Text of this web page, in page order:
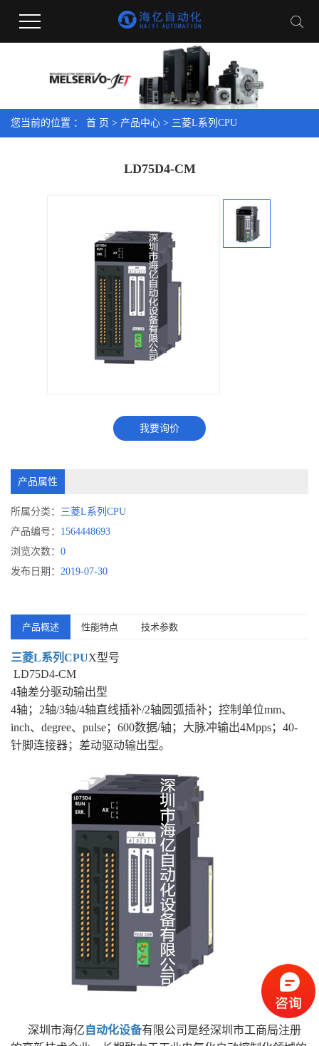
您当前的位置 ： 首 页 > 产品中心 > 三菱L系列CPU
LD75D4-CM
我要询价
产品属性
所属分类： 三菱L系列CPU
产品编号： 1564448693
浏览次数： 0
发布日期： 2019-07-30
产品概述 性能特点 技术参数
三菱L系列CPUX型号
LD75D4-CM
4轴差分驱动输出型
4轴；2轴/3轴/4轴直线插补/2轴圆弧插补；控制单位mm、
inch、degree、pulse；600数据/轴；大脉冲输出4Mpps；40-
针脚连接器；差动驱动输出型。
深圳市海亿 自动化设备有限公司是经深圳市工商局注册